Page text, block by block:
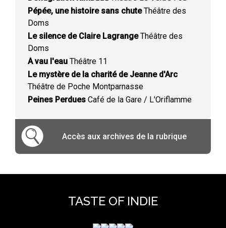
Pépée, une histoire sans chuteThéâtre des
Doms
Le silence de Claire LagrangeThéâtre des
Doms
A vau l'eau Théâtre 11
Le mystère de la charité de Jeanne d'Arc
Théâtre de Poche Montparnasse
Peines Perdues Café de la Gare / L'Oriflamme
Accès aux archives de la rubrique
TASTE OF INDIE